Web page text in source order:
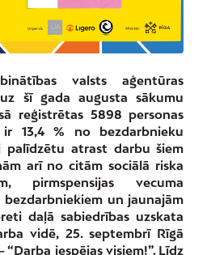
valsts aģentūras
šī gada augusta sākumu
reģistrētas 5898 personas
13,4 % no bezdarbnieku
palīdzētu atrast darbu šiem
arī no citām sociālā riska
pirmspensijas vecuma
bezdarbniekiem un jaunajām
daļā sabiedrības uzskata
vidē, 25. septembrī Rīgā
iespējas visiem!”. Līdz